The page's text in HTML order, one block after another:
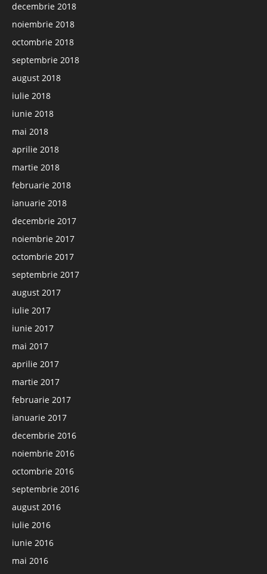
decembrie 2018
noiembrie 2018
octombrie 2018
septembrie 2018
august 2018
iulie 2018
iunie 2018
mai 2018
aprilie 2018
martie 2018
februarie 2018
ianuarie 2018
decembrie 2017
noiembrie 2017
octombrie 2017
septembrie 2017
august 2017
iulie 2017
iunie 2017
mai 2017
aprilie 2017
martie 2017
februarie 2017
ianuarie 2017
decembrie 2016
noiembrie 2016
octombrie 2016
septembrie 2016
august 2016
iulie 2016
iunie 2016
mai 2016